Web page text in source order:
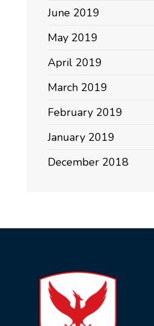
June 2019
May 2019
April 2019
March 2019
February 2019
January 2019
December 2018